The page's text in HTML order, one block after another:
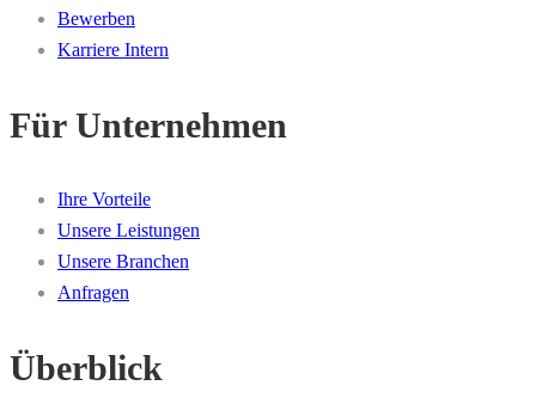
Bewerben
Karriere Intern
Für Unternehmen
Ihre Vorteile
Unsere Leistungen
Unsere Branchen
Anfragen
Überblick